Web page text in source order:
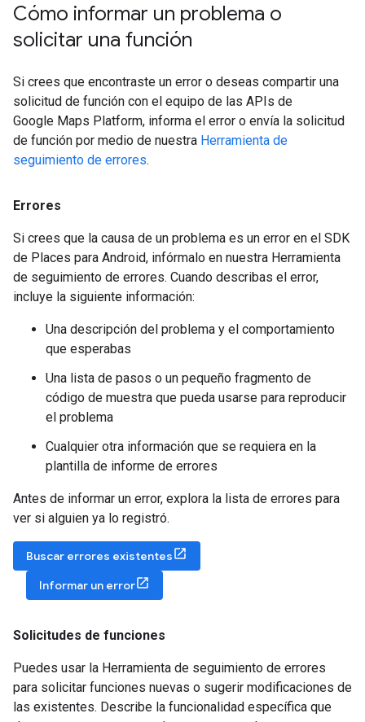
Cómo informar un problema o
solicitar una función
Si crees que encontraste un error o deseas compartir una
solicitud de función con el equipo de las APIs de
Google Maps Platform, informa el error o envía la solicitud
de función por medio de nuestra Herramienta de
seguimiento de errores.
Errores
Si crees que la causa de un problema es un error en el SDK
de Places para Android, infórmalo en nuestra Herramienta
de seguimiento de errores. Cuando describas el error,
incluye la siguiente información:
Una descripción del problema y el comportamiento
que esperabas
Una lista de pasos o un pequeño fragmento de
código de muestra que pueda usarse para reproducir
el problema
Cualquier otra información que se requiera en la
plantilla de informe de errores
Antes de informar un error, explora la lista de errores para
ver si alguien ya lo registró.
Buscar errores existentes
Informar un error
Solicitudes de funciones
Puedes usar la Herramienta de seguimiento de errores
para solicitar funciones nuevas o sugerir modificaciones de
las existentes. Describe la funcionalidad específica que